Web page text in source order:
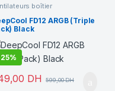
boîtier
FD12 ARGB (Triple
Black
25%
DH 599,00DH